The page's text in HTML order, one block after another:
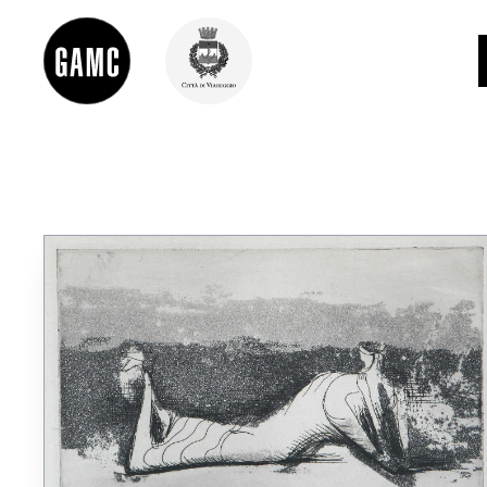
DIDATTICA
LE COLLEZIONI
GLI AUTORI
LORENZO VIANI
MOSTRE
EVENTI
PALAZZO DELLE MUSE